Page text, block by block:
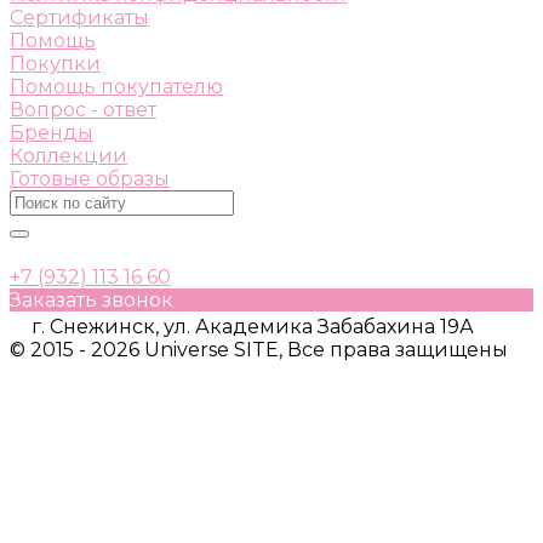
Сертификаты
Помощь
Покупки
Помощь покупателю
Вопрос - ответ
Бренды
Коллекции
Готовые образы
+7 (932) 113 16 60
Заказать звонок
г. Снежинск, ул. Академика Забабахина 19А
© 2015 - 2026 Universe SITE, Все права защищены